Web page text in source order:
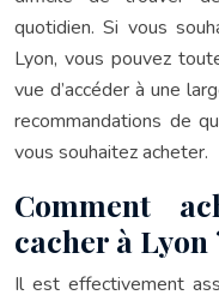
quotidien. Si vous
Lyon, vous pouvez
vue d’accéder à une
recommandations de
vous souhaitez acheter.
Comment
cacher à Lyon
Il est effectivement